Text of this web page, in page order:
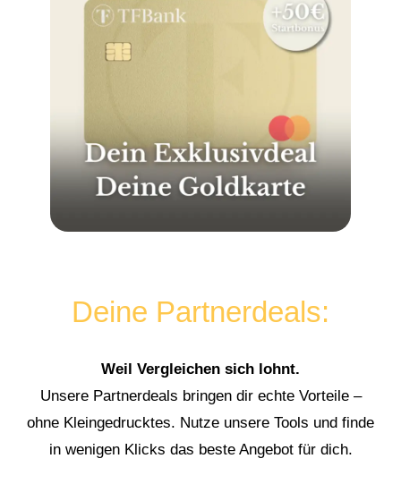
Deine Partnerdeals:
Weil Vergleichen sich lohnt.
Unsere Partnerdeals bringen dir echte Vorteile –
ohne Kleingedrucktes. Nutze unsere Tools und finde
in wenigen Klicks das beste Angebot für dich.